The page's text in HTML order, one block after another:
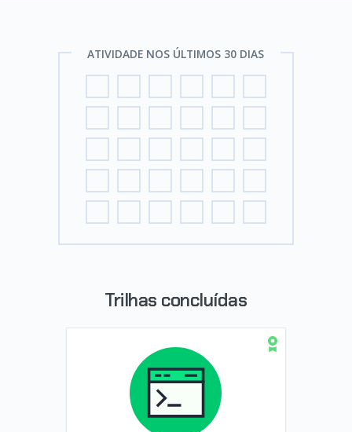
ATIVIDADE NOS ÚLTIMOS 30 DIAS
Trilhas concluídas